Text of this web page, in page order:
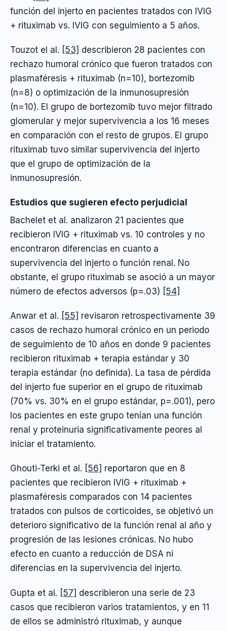
función del injerto en pacientes tratados con IVIG
+ rituximab vs. IVIG con seguimiento a 5 años.
Touzot el al. [53] describieron 28 pacientes con
rechazo humoral crónico que fueron tratados con
plasmaféresis + rituximab (n=10), bortezomib
(n=8) o optimización de la inmunosupresión
(n=10). El grupo de bortezomib tuvo mejor filtrado
glomerular y mejor supervivencia a los 16 meses
en comparación con el resto de grupos. El grupo
rituximab tuvo similar supervivencia del injerto
que el grupo de optimización de la
inmunosupresión.
Estudios que sugieren efecto perjudicial
Bachelet et al. analizaron 21 pacientes que
recibieron IVIG + rituximab vs. 10 controles y no
encontraron diferencias en cuanto a
supervivencia del injerto o función renal. No
obstante, el grupo rituximab se asoció a un mayor
número de efectos adversos (p=.03) [54]
Anwar et al. [55] revisaron retrospectivamente 39
casos de rechazo humoral crónico en un periodo
de seguimiento de 10 años en donde 9 pacientes
recibieron rituximab + terapia estándar y 30
terapia estándar (no definida). La tasa de pérdida
del injerto fue superior en el grupo de rituximab
(70% vs. 30% en el grupo estándar, p=.001), pero
los pacientes en este grupo tenían una función
renal y proteinuria significativamente peores al
iniciar el tratamiento.
Ghouti-Terki et al. [56] reportaron que en 8
pacientes que recibieron IVIG + rituximab +
plasmaféresis comparados con 14 pacientes
tratados con pulsos de corticoides, se objetivó un
deterioro significativo de la función renal al año y
progresión de las lesiones crónicas. No hubo
efecto en cuanto a reducción de DSA ni
diferencias en la supervivencia del injerto.
Gupta et al. [57] describieron una serie de 23
casos que recibieron varios tratamientos, y en 11
de ellos se administró rituximab, y aunque